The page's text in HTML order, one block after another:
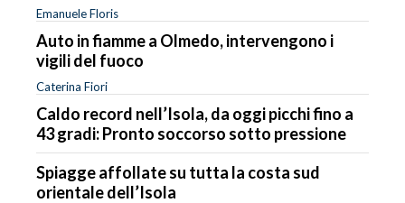
Emanuele Floris
Auto in fiamme a Olmedo, intervengono i
vigili del fuoco
Caterina Fiori
Caldo record nell’Isola, da oggi picchi fino a
43 gradi: Pronto soccorso sotto pressione
Spiagge affollate su tutta la costa sud
orientale dell’Isola